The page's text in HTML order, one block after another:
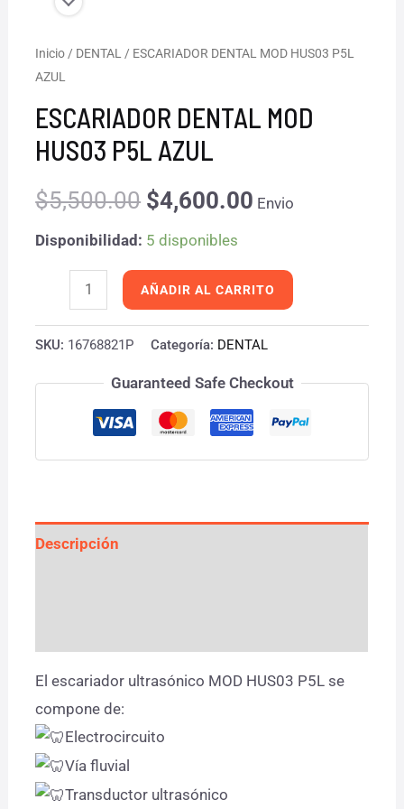
Inicio / DENTAL / ESCARIADOR DENTAL MOD HUS03 P5L
AZUL
ESCARIADOR DENTAL MOD
HUS03 P5L AZUL
$5,500.00
El
precio
original
era:
$5,500.00.
$4,600.00
El
precio
Envio
Disponibilidad: 5 disponibles
ESCARIADOR
DENTAL
MOD
HUS03
P5L
AZUL
AÑADIR AL CARRITO
SKU: 16768821P Categoría: DENTAL
Guaranteed Safe Checkout
Descripción
El escariador ultrasónico MOD HUS03 P5L se
compone de:
Electrocircuito
Vía fluvial
Transductor ultrasónico